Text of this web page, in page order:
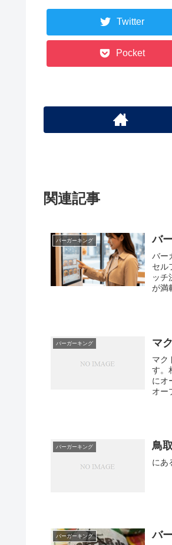
Twitter
Pocket
関連記事
バーガーキング バ
バー
セル
ッチ
が満
バーガーキング マ
マク
す。
にオ
オー
バーガーキング 鳥
にあ
バーガーキング
バ